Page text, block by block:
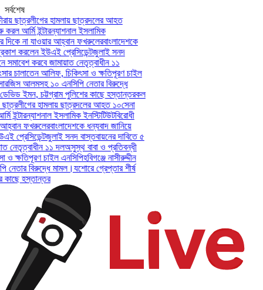
সর্বশেষ
ছাত্রলীগের হামলায় ছাত্রদলের আহত
আর্মি ইন্টারন্যাশনাল ইসলামিক
না যাওয়ার আহ্বান ফখরুলেরবাংলাদেশকে
করলেন ইউএই প্রেসিডেন্টজুলাই সনদ
করবে জামায়াত নেতৃত্বাধীন ১১
চালাতেন আলিফ, চিকিৎসা ও ক্ষতিপূরণ চাইল
আলমসহ ১০ এনসিপি নেতার বিরুদ্ধে
ইমন, চট্টগ্রাম পুলিশের কাছে হস্তান্তরকল
হামলায় ছাত্রদলের আহত ১০সেনা
ইসলামিক ইনস্টিটিউটবিরোধী
ফখরুলেরবাংলাদেশকে ধন্যবাদ জানিয়ে
প্রেসিডেন্টজুলাই সনদ বাস্তবায়নের দাবিতে ৫
নেতৃত্বাধীন ১১ দলঅসুস্থ বাবা ও প্রতিবন্ধী
ক্ষতিপূরণ চাইল এনসিপিহবিগঞ্জে নাসীরুদ্দীন
বিরুদ্ধে মামল।যশোরে গ্রেপ্তার শীর্ষ
হস্তান্তর